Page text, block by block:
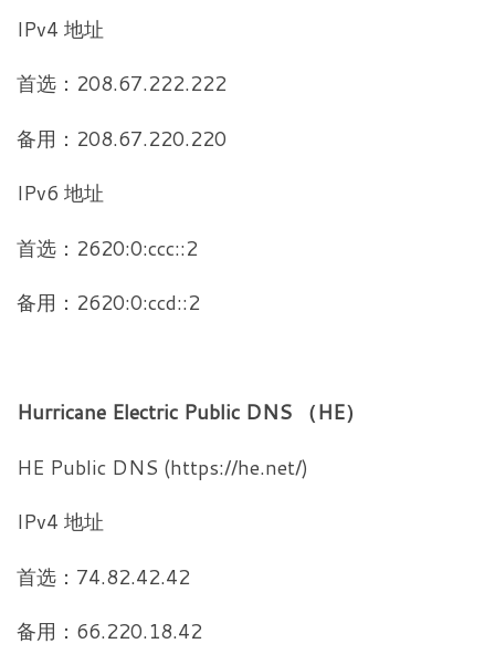
IPv4 地址
首选：208.67.222.222
备用：208.67.220.220
IPv6 地址
首选：2620:0:ccc::2
备用：2620:0:ccd::2
Hurricane Electric Public DNS （HE）
HE Public DNS (https://he.net/)
IPv4 地址
首选：74.82.42.42
备用：66.220.18.42